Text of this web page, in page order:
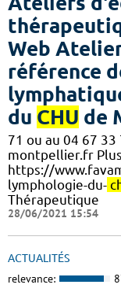
Web
référence
du CHU de
71 ou au 04 67 33
montpellier.fr
https://
lymphologie-du-
Thérapeutique
28/06/2021 15:54
ACTUALITÉS
relevance: